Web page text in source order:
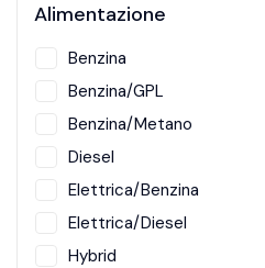
Alimentazione
Benzina
Benzina/GPL
Benzina/Metano
Diesel
Elettrica/Benzina
Elettrica/Diesel
Hybrid